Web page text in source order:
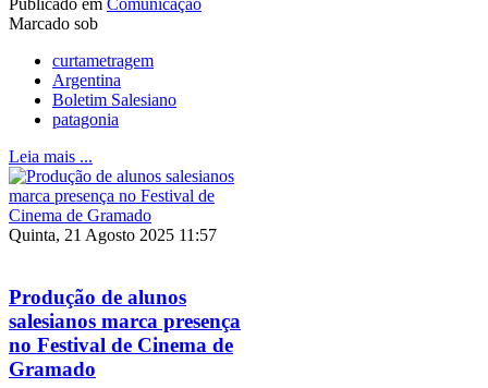
Publicado em Comunicação
Marcado sob
curtametragem
Argentina
Boletim Salesiano
patagonia
Leia mais ...
Quinta, 21 Agosto 2025 11:57
Produção de alunos
salesianos marca presença
no Festival de Cinema de
Gramado